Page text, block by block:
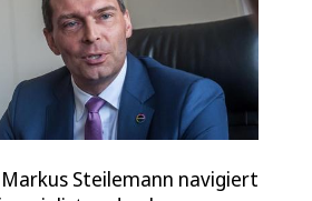
Steilemann navigiert